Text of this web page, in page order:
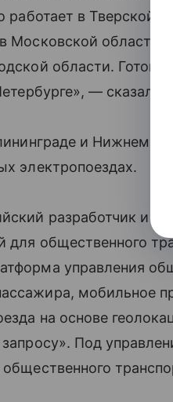
работает в Тверской
Московской области,
области.
— сказал он.
и Нижнем
электропоездах.
разработчик и
для общественного
управления
мобильное
на основе
Под